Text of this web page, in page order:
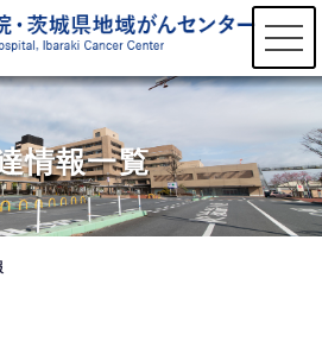
t
o
g
g
e
a
v
i
g
a
情報一覧